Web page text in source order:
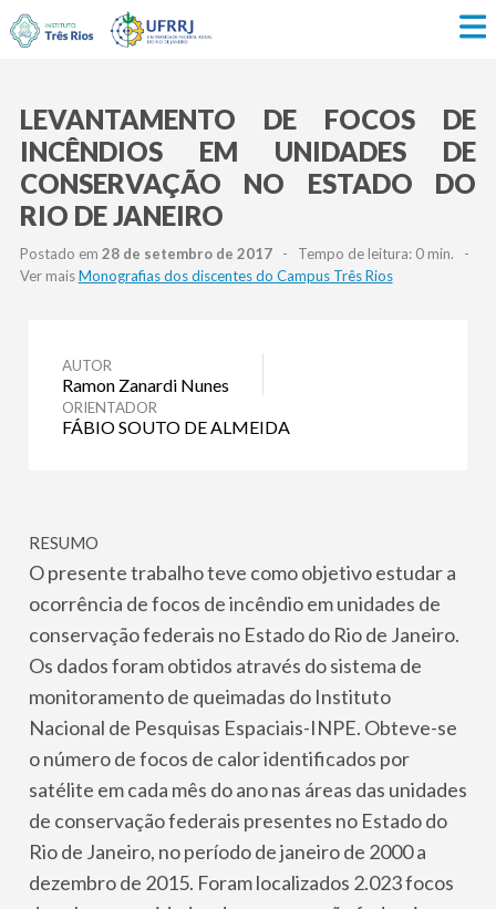
LEVANTAMENTO DE FOCOS DE
INCÊNDIOS EM UNIDADES DE
CONSERVAÇÃO NO ESTADO DO
RIO DE JANEIRO
Postado em 28 de setembro de 2017- Tempo de leitura: 0 min. -
Ver maisMonografias dos discentes do Campus Três Rios
AUTOR
Ramon Zanardi Nunes
ORIENTADOR
FÁBIO SOUTO DE ALMEIDA
RESUMO
O presente trabalho teve como objetivo estudar a
ocorrência de focos de incêndio em unidades de
conservação federais no Estado do Rio de Janeiro.
Os dados foram obtidos através do sistema de
monitoramento de queimadas do Instituto
Nacional de Pesquisas Espaciais-INPE. Obteve-se
o número de focos de calor identificados por
satélite em cada mês do ano nas áreas das unidades
de conservação federais presentes no Estado do
Rio de Janeiro, no período de janeiro de 2000 a
dezembro de 2015. Foram localizados 2.023 focos